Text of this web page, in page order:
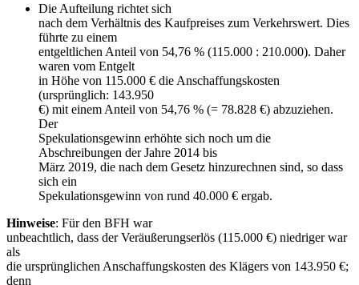
Die Aufteilung richtet sich
nach dem Verhältnis des Kaufpreises zum Verkehrswert. Dies
führte zu einem
entgeltlichen Anteil von 54,76 % (115.000 : 210.000). Daher
waren vom Entgelt
in Höhe von 115.000 € die Anschaffungskosten
(ursprünglich: 143.950
€) mit einem Anteil von 54,76 % (= 78.828 €) abzuziehen.
Der
Spekulationsgewinn erhöhte sich noch um die
Abschreibungen der Jahre 2014 bis
März 2019, die nach dem Gesetz hinzurechnen sind, so dass
sich ein
Spekulationsgewinn von rund 40.000 € ergab.
Hinweise: Für den BFH war
unbeachtlich, dass der Veräußerungserlös (115.000 €) niedriger war
als
die ursprünglichen Anschaffungskosten des Klägers von 143.950 €;
denn